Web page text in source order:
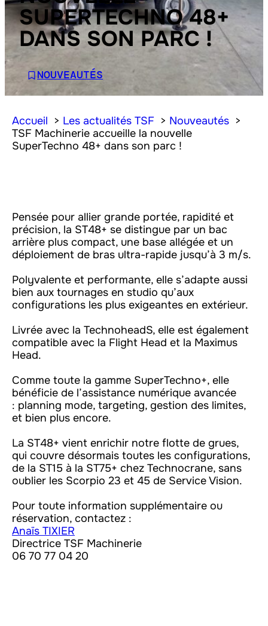
SUPERTECHNO 48+
DANS SON PARC !
NOUVEAUTÉS
Accueil Les actualités TSF
Nouveautés
TSF Machinerie accueille la nouvelle
SuperTechno 48+ dans son parc !
Pensée pour allier grande portée, rapidité et
précision, la ST48+ se distingue par un bac
arrière plus compact, une base allégée et un
déploiement de bras ultra-rapide jusqu’à 3 m/s.
Polyvalente et performante, elle s’adapte aussi
bien aux tournages en studio qu’aux
configurations les plus exigeantes en extérieur.
Livrée avec la TechnoheadS, elle est également
compatible avec la Flight Head et la Maximus
Head.
Comme toute la gamme SuperTechno+, elle
bénéficie de l’assistance numérique avancée
: planning mode, targeting, gestion des limites,
et bien plus encore.
La ST48+ vient enrichir notre flotte de grues,
qui couvre désormais toutes les configurations,
de la ST15 à la ST75+ chez Technocrane, sans
oublier les Scorpio 23 et 45 de Service Vision.
Pour toute information supplémentaire ou
réservation, contactez :
Anaïs TIXIER
Directrice TSF Machinerie
06 70 77 04 20